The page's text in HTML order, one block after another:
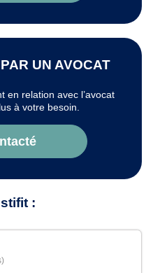
UN AVOCAT
en relation avec l’avocat
à votre besoin.
: